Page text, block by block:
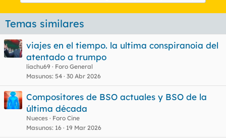
Temas similares
viajes en el tiempo. la ultima conspiranoia del
atentado a trumpo
liachu69
Foro General
Masunos 54 30 Abr 2026
Compositores de BSO actuales y BSO de la
última década
Nueces
Foro Cine
Masunos 16 19 Mar 2026